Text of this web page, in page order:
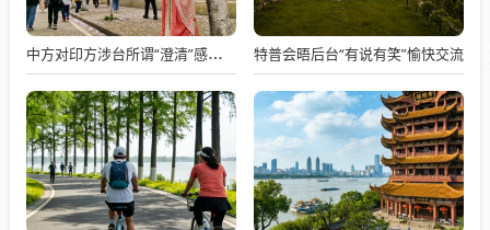
中方对印方涉台所谓“澄清”感到意外 特普会晤后台“有说有笑”愉快交流